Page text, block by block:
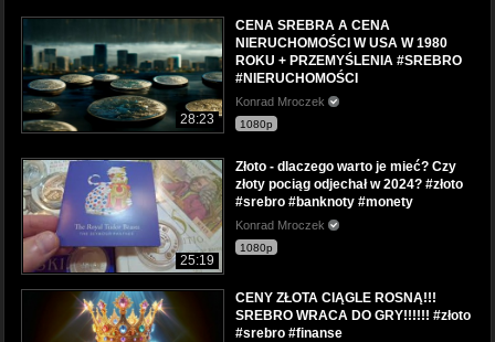
28:23
CENA SREBRA A CENA
NIERUCHOMOŚCI W USA W 1980
ROKU + PRZEMYŚLENIA #SREBRO
#NIERUCHOMOŚCI
Konrad Mroczek
1080p
25:19
Złoto - dlaczego warto je mieć? Czy
złoty pociąg odjechał w 2024? #złoto
#srebro #banknoty #monety
Konrad Mroczek
1080p
CENY ZŁOTA CIĄGLE ROSNĄ!!!
SREBRO WRACA DO GRY!!!!!! #złoto
#srebro #finanse